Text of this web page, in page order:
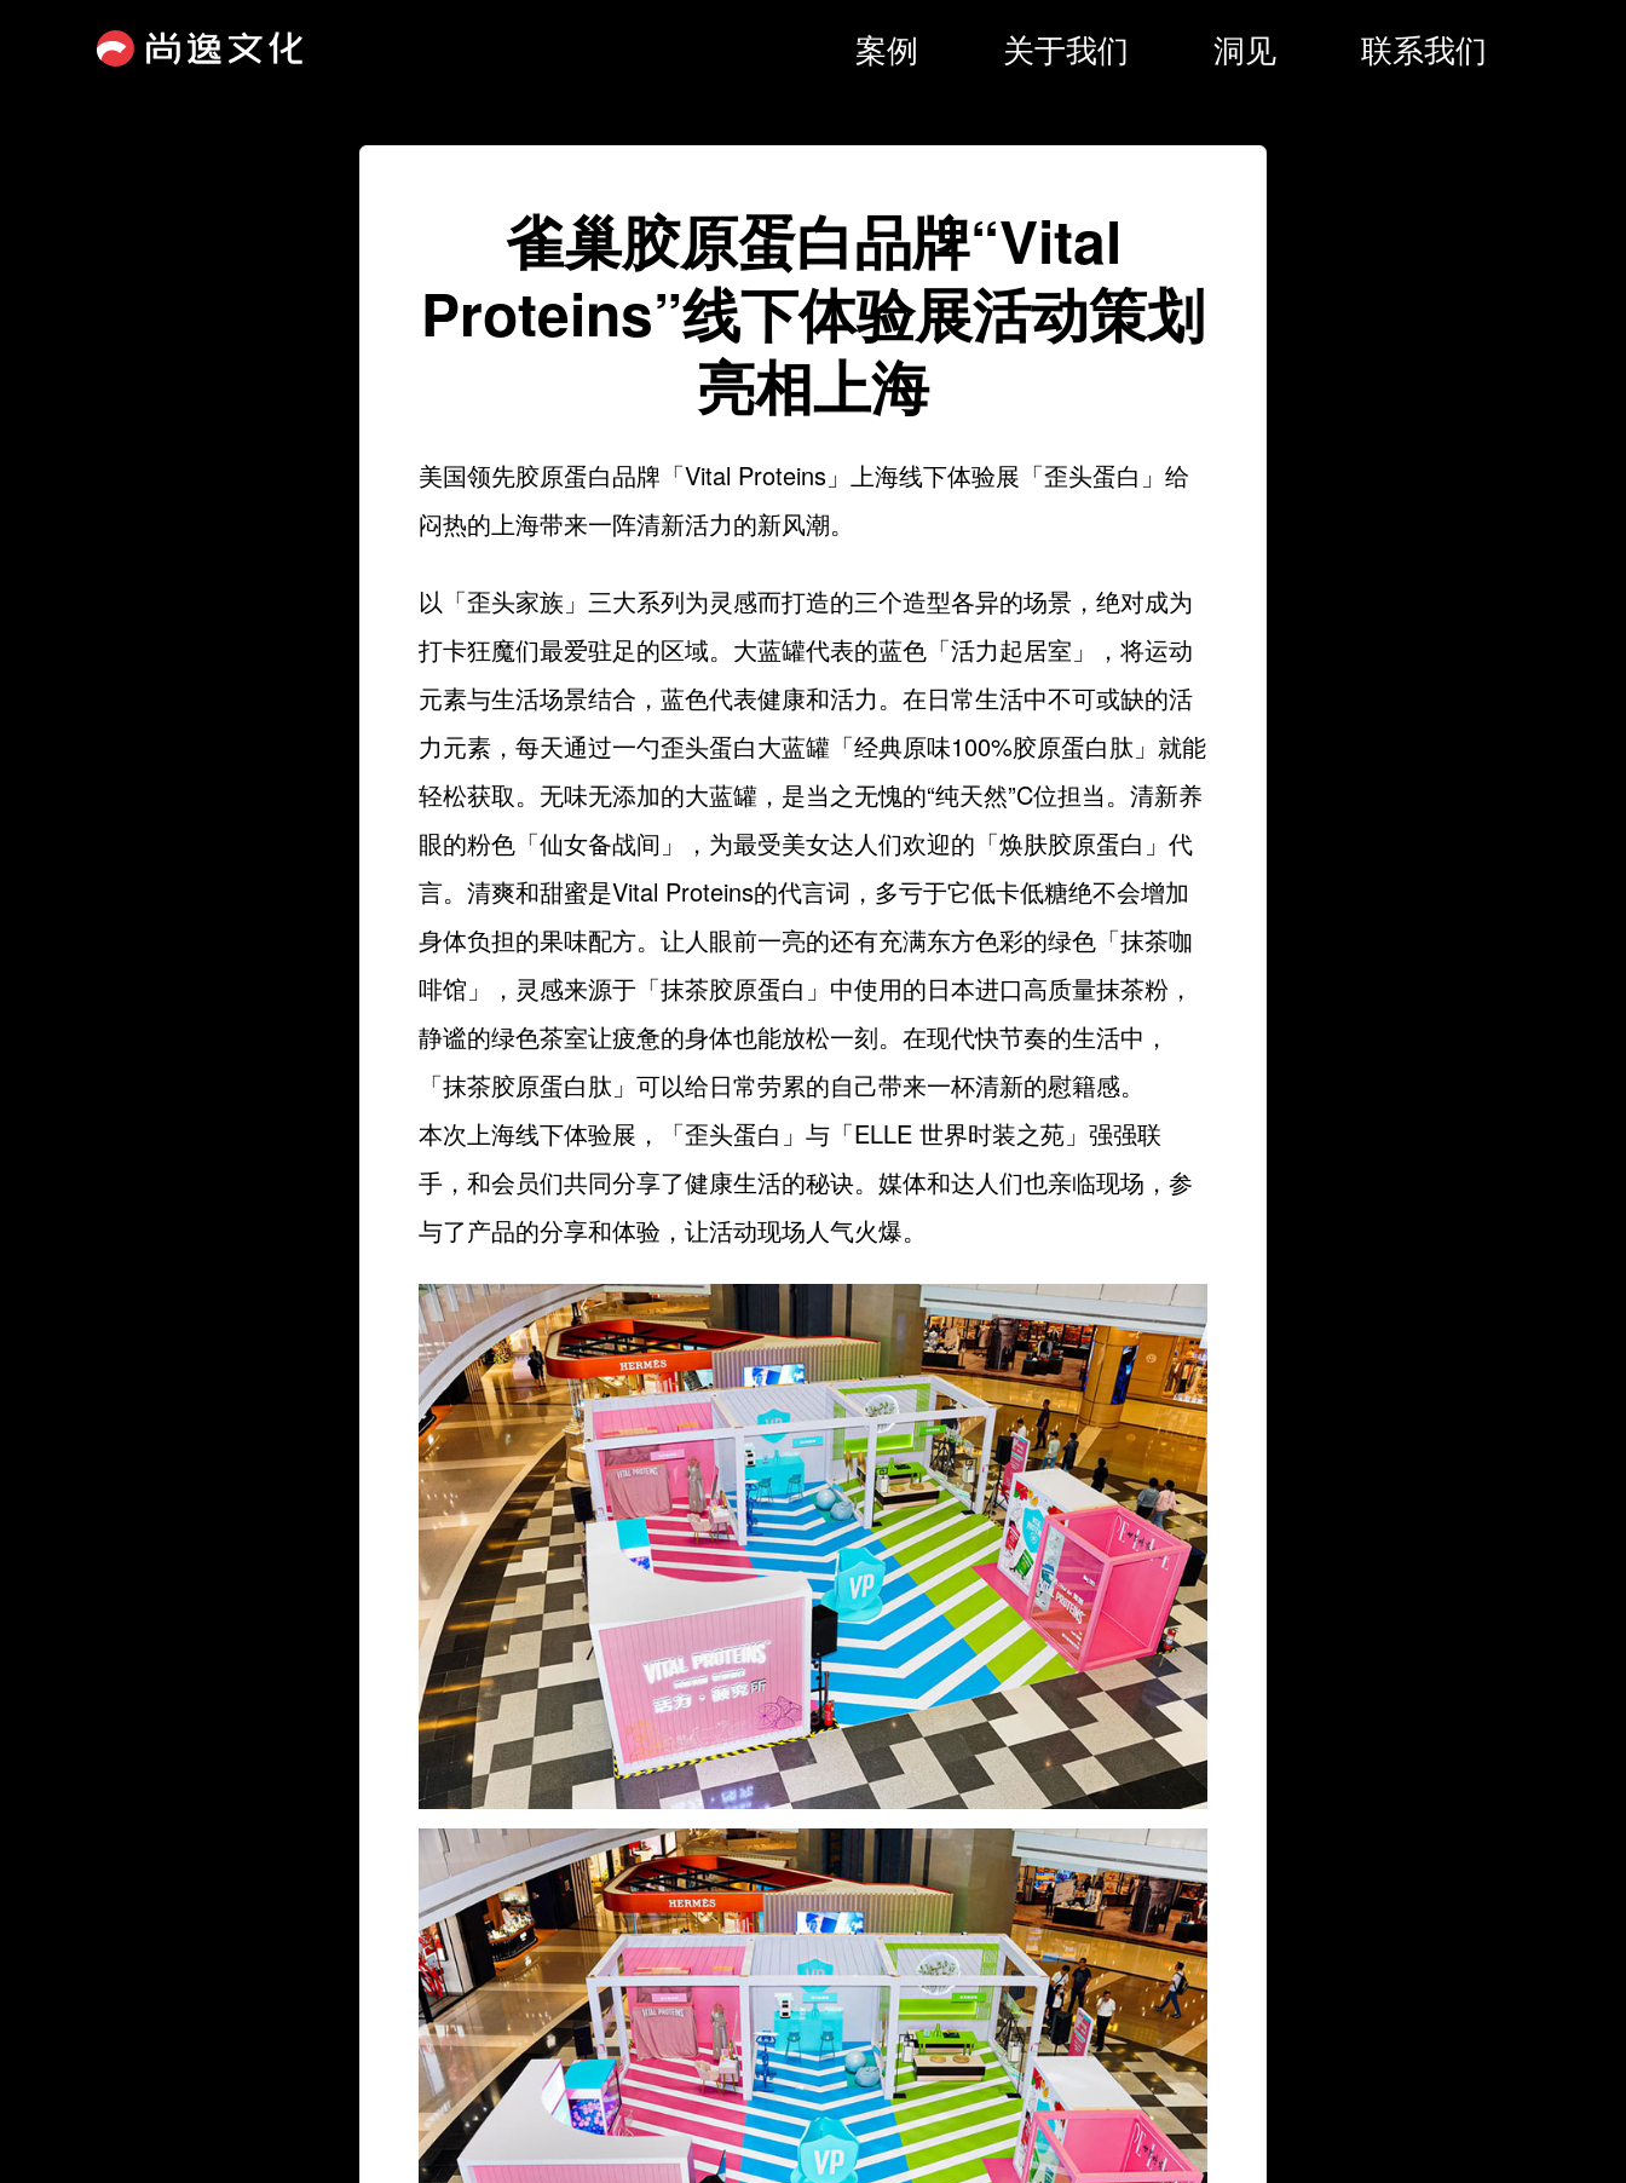
案例 关于我们 洞见 联系我们
雀巢胶原蛋白品牌“Vital
Proteins”线下体验展活动策划
亮相上海
美国领先胶原蛋白品牌「Vital Proteins」上海线下体验展「歪头蛋白」给
闷热的上海带来一阵清新活力的新风潮。
以「歪头家族」三大系列为灵感而打造的三个造型各异的场景，绝对成为
打卡狂魔们最爱驻足的区域。大蓝罐代表的蓝色「活力起居室」，将运动
元素与生活场景结合，蓝色代表健康和活力。在日常生活中不可或缺的活
力元素，每天通过一勺歪头蛋白大蓝罐「经典原味100%胶原蛋白肽」就能
轻松获取。无味无添加的大蓝罐，是当之无愧的“纯天然”C位担当。清新养
眼的粉色「仙女备战间」，为最受美女达人们欢迎的「焕肤胶原蛋白」代
言。清爽和甜蜜是Vital Proteins的代言词，多亏于它低卡低糖绝不会增加
身体负担的果味配方。让人眼前一亮的还有充满东方色彩的绿色「抹茶咖
啡馆」，灵感来源于「抹茶胶原蛋白」中使用的日本进口高质量抹茶粉，
静谧的绿色茶室让疲惫的身体也能放松一刻。在现代快节奏的生活中，
「抹茶胶原蛋白肽」可以给日常劳累的自己带来一杯清新的慰籍感。
本次上海线下体验展，「歪头蛋白」与「ELLE 世界时装之苑」强强联
手，和会员们共同分享了健康生活的秘诀。媒体和达人们也亲临现场，参
与了产品的分享和体验，让活动现场人气火爆。